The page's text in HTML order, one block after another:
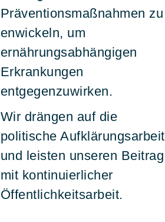
Präventionsmaßnahmen zu
enwickeln, um
ernährungsabhängigen
Erkrankungen
entgegenzuwirken.
Wir drängen auf die
politische Aufklärungsarbeit
und leisten unseren Beitrag
mit kontinuierlicher
Öffentlichkeitsarbeit.